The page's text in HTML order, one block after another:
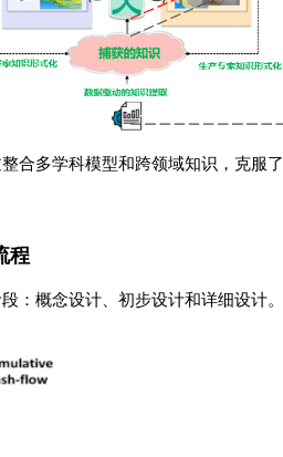
合多学科模型和跨领域知识，克服
程
：概念设计、初步设计和详细设计